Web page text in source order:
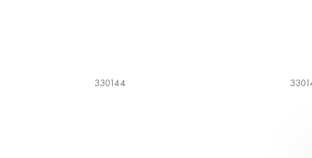
330144